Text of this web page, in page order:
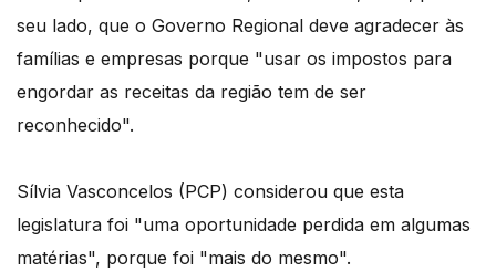
seu lado, que o Governo Regional deve agradecer às
famílias e empresas porque "usar os impostos para
engordar as receitas da região tem de ser
reconhecido".
Sílvia Vasconcelos (PCP) considerou que esta
legislatura foi "uma oportunidade perdida em algumas
matérias", porque foi "mais do mesmo".